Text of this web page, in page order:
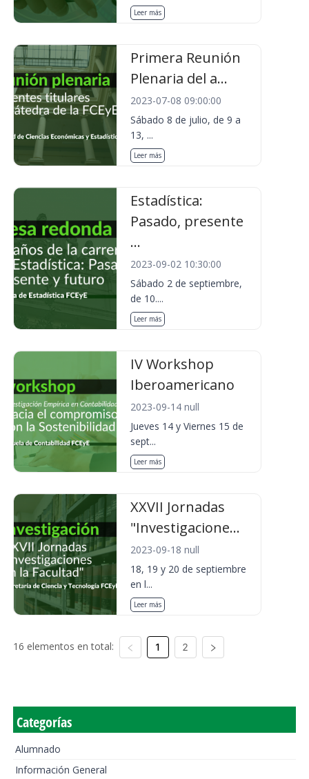
Leer más
Primera Reunión
Plenaria del a...
2023-07-08 09:00:00
Sábado 8 de julio, de 9 a
13, ...
Leer más
Estadística:
Pasado, presente
...
2023-09-02 10:30:00
Sábado 2 de septiembre,
de 10....
Leer más
IV Workshop
Iberoamericano
2023-09-14 null
Jueves 14 y Viernes 15 de
sept...
Leer más
XXVII Jornadas
"Investigacione...
2023-09-18 null
18, 19 y 20 de septiembre
en l...
Leer más
16 elementos en total: 1 2
Categorías
Alumnado
Información General